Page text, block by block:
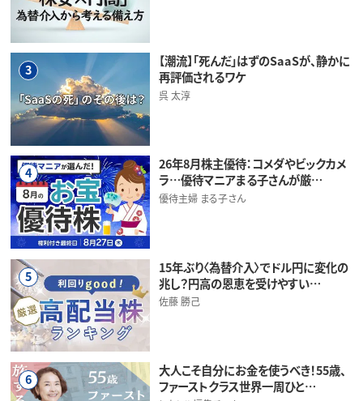
3
【潮流】「死んだ」はずのSaaSが、静かに
再評価されるワケ
呉 太淳
4
26年8月株主優待：コメダやビックカメ
ラ…優待マニアまる子さんが厳…
優待主婦 まる子さん
5
15年ぶり〈為替介入〉でドル円に変化の
兆し？円高の恩恵を受けやすい…
佐藤 勝己
6
大人こそ自分にお金を使うべき！55歳、
ファーストクラス世界一周ひと…